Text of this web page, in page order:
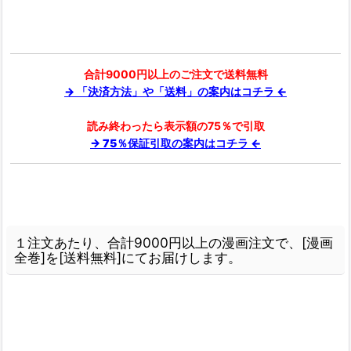
合計9000円以上のご注文で送料無料
→ 「決済方法」や「送料」の案内はコチラ ←
読み終わったら表示額の75％で引取
→ 75％保証引取の案内はコチラ ←
１注文あたり、合計9000円以上の漫画注文で、[漫画
全巻]を[送料無料]にてお届けします。